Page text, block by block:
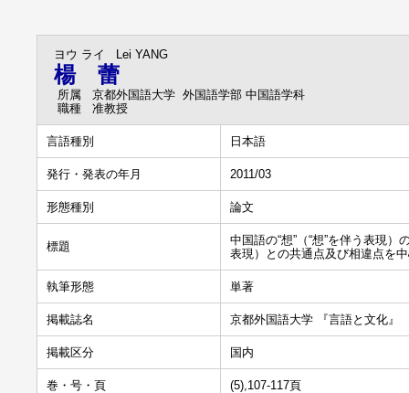
ヨウ ライ Lei YANG
楊 蕾
所属
京都外国語大学 外国語学部 中国語学科
職種
准教授
言語種別 日本語
発行・発表の年月 2011/03
形態種別 論文
標題
中国語の“想”（“想”を伴う表現
表現）との共通点及び相違点を
執筆形態 単著
掲載誌名 京都外国語大学 『言語と文化』
掲載区分 国内
巻・号・頁 (5),107-117頁